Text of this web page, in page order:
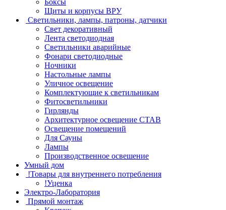
Боксы
Щиты и корпусы ВРУ
Светильники, лампы, патроны, датчики
Свет декоративный
Лента светодиодная
Светильники аварийные
Фонари светодиодные
Ночники
Настольные лампы
Уличное освещение
Комплектующие к светильникам
Фитосветильники
Гирлянды
Архитектурное освещение СТАВ
Освещение помещений
Для Сауны
Лампы
Производственное освешение
Умный дом
!Товары для внутреннего потребления
!Уценка
Электро-Лаборатория
Прямой монтаж